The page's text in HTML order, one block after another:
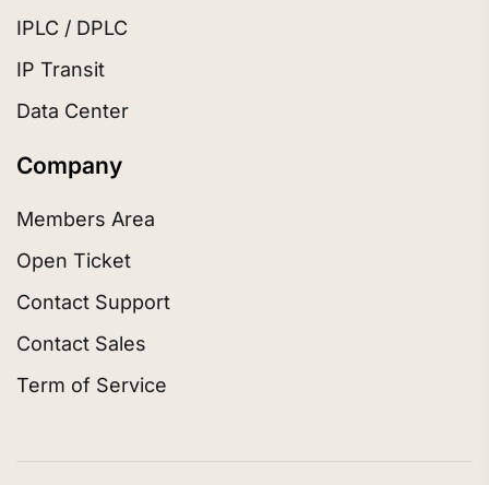
IPLC / DPLC
IP Transit
Data Center
Company
Members Area
Open Ticket
Contact Support
Contact Sales
Term of Service